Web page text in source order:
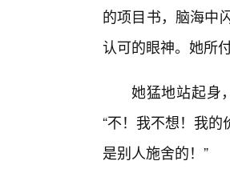
的项目书，脑海中
认可的眼神。她所
她猛地站起身
“不！我不想！我
是别人施舍的！”